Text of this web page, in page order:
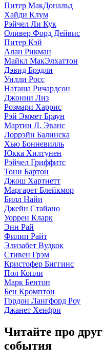
Питер МакДональд
Хайди Клум
Рэйчел Ли Кук
Оливер Форд Дейвис
Питер Кэй
Алан Рикман
Майкл МакЭлхаттон
Дэвид Брэдли
Уилли Росс
Наташа Ричардсон
Джонни Лиз
Розмари Харрис
Рэй Эммет Браун
Мартин Л. Эванс
Лоррэйн Балинска
Хью Бонневилль
Юкка Хилтунен
Рэйчел Гриффитс
Тони Бартон
Джош Хартнетт
Маргарет Блейкмор
Билл Найи
Джейн Стайано
Уоррен Кларк
Энн Рай
Филип Райт
Элизабет Вудкок
Стивен Грэм
Кристофер Биггинс
Пол Копли
Марк Бентон
Бен Кромптон
Гордон Лангфорд Роу
Джанет Хенфри
Читайте про
события